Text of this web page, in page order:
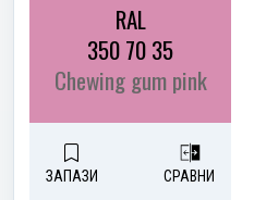
RAL
350 70 35
Chewing gum pink
ЗАПАЗИ СРАВНИ